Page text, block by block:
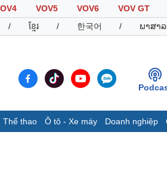
VOV5 VOV6
VOV GT
/ ខ្មែរ / 한국어 / ພາສາ
Thể thao Ô tô - Xe máy Doanh nghiệp